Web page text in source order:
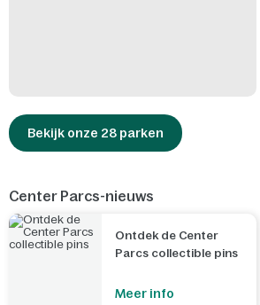
Bekijk onze 28 parken
Center Parcs-nieuws
Ontdek de Center
Parcs collectible pins
Meer info